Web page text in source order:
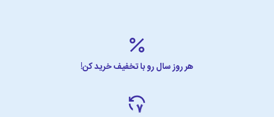
هر روز سال رو با تخفیف خرید کن!